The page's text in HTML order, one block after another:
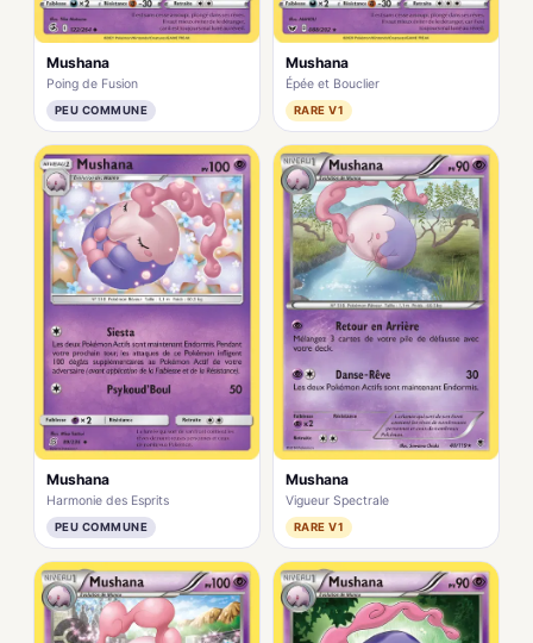
Mushana
Poing de Fusion
PEU COMMUNE
Mushana
Épée et Bouclier
RARE V1
Mushana
Harmonie des Esprits
PEU COMMUNE
Mushana
Vigueur Spectrale
RARE V1